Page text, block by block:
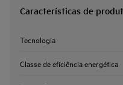
Características de
Tecnologia
Classe de eficiência energética